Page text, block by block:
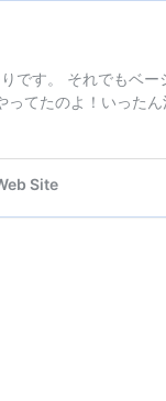
です。 それでもベ
ってたのよ！いった
Site